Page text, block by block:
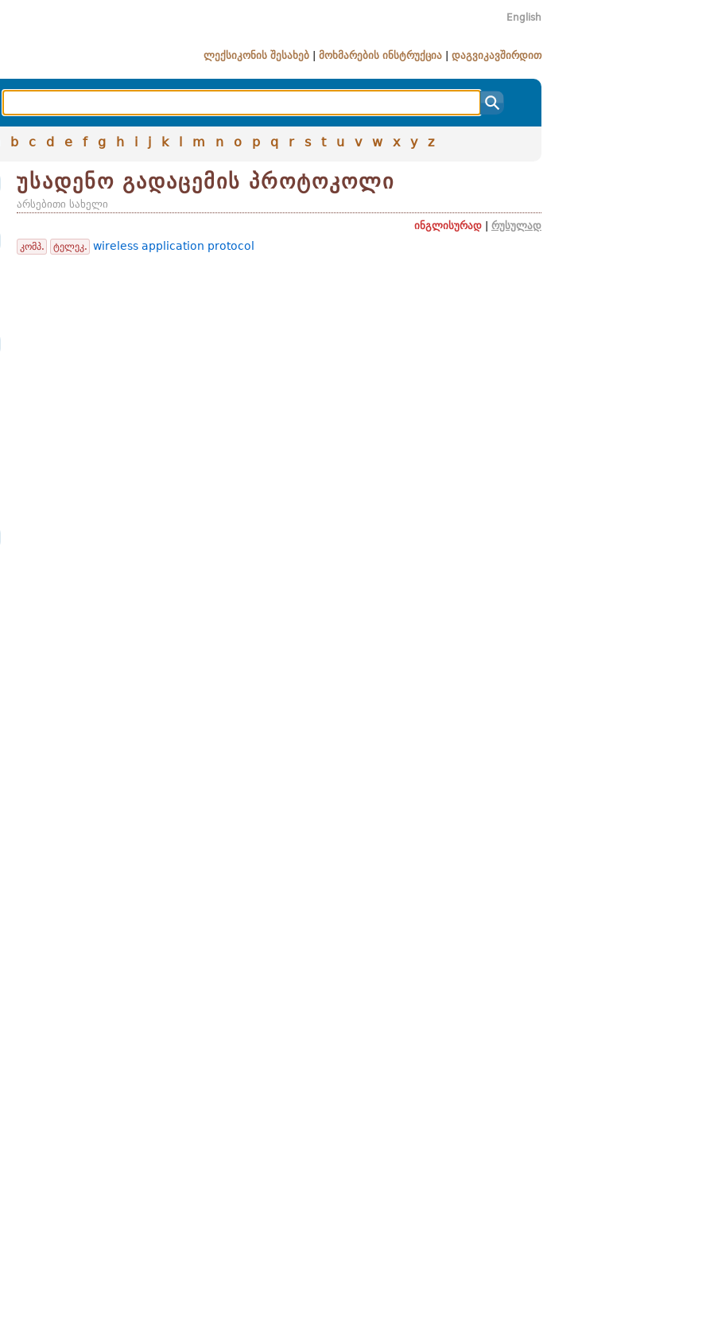
English
ლექსიკონის შესახებ მოხმარების ინსტრუქცია დაგვიკავშირდით
b c d e f g h i j k l m n o p q r s t u v w x y z
უსადენო გადაცემის პროტოკოლი
არსებითი სახელი
ინგლისურად
რუსულად
კომპ. ტელეკ. wireless application protocol